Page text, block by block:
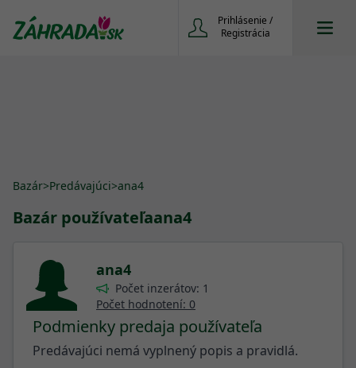
Prihlásenie /
Registrácia
Bazár>Predávajúci>ana4
Bazár používateľaana4
ana4
Počet inzerátov: 1
Počet hodnotení: 0
Podmienky predaja používateľa
Predávajúci nemá vyplnený popis a pravidlá.